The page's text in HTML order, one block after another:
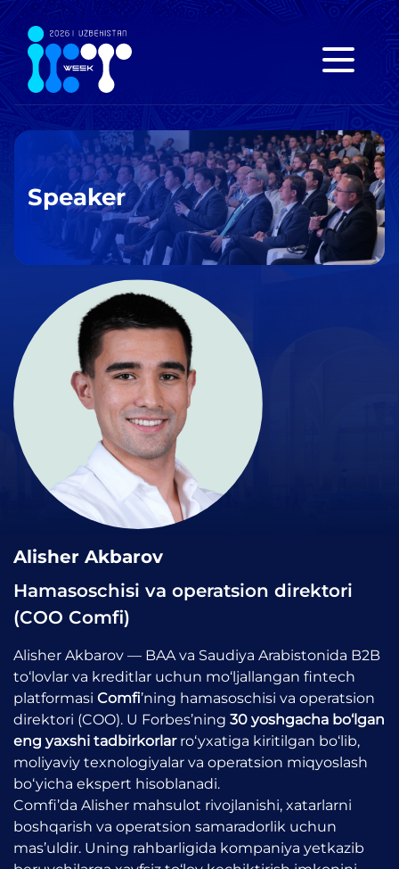
Speaker
Alisher Akbarov
Hamasoschisi va operatsion direktori
(COO Comfi)
Alisher Akbarov — BAA va Saudiya Arabistonida B2B
to‘lovlar va kreditlar uchun mo‘ljallangan fintech
platformasi Comfi’ning hamasoschisi va operatsion
direktori (COO). U Forbes’ning 30 yoshgacha bo‘lgan
eng yaxshi tadbirkorlarro‘yxatiga kiritilgan bo‘lib,
moliyaviy texnologiyalar va operatsion miqyoslash
bo‘yicha ekspert hisoblanadi.
Comfi’da Alisher mahsulot rivojlanishi, xatarlarni
boshqarish va operatsion samaradorlik uchun
mas’uldir. Uning rahbarligida kompaniya yetkazib